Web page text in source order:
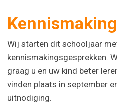
Wij starten dit schooljaar
kennismakingsgesprekken.
graag u en uw kind beter
vinden plaats in september
uitnodiging.